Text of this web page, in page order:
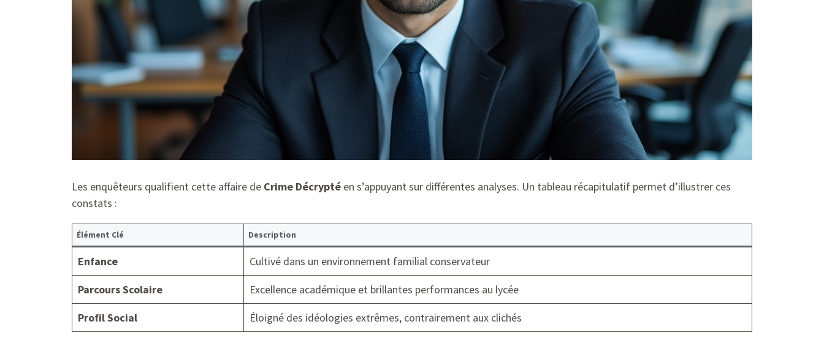
Les enquêteurs qualifient cette affaire de Crime Décrypté en s’appuyant sur différentes analyses. Un tableau récapitulatif permet d’illustrer ces
constats :
Élément Clé Description
Enfance
Cultivé dans un environnement familial conservateur
Parcours Scolaire
Excellence académique et brillantes performances au lycée
Profil Social
Éloigné des idéologies extrêmes, contrairement aux clichés